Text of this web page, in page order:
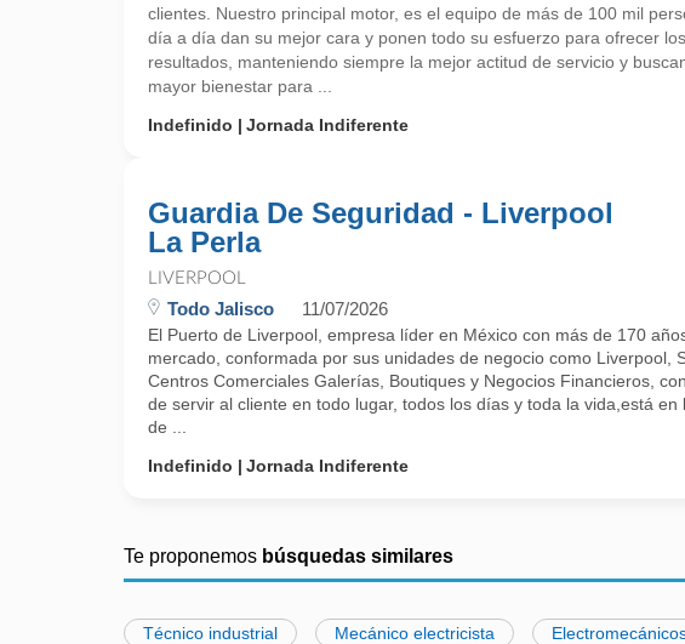
clientes. Nuestro principal motor, es el equipo de más de 100 mil
día a día dan su mejor cara y ponen todo su esfuerzo para ofrecer
resultados, manteniendo siempre la mejor actitud de servicio y
mayor bienestar para ...
Indefinido
Jornada Indiferente
Guardia De Seguridad - Liverpool
La Perla
LIVERPOOL
Todo Jalisco 11/07/2026
El Puerto de Liverpool, empresa líder en México con más de 170
mercado, conformada por sus unidades de negocio como Liverpool,
Centros Comerciales Galerías, Boutiques y Negocios Financieros,
de servir al cliente en todo lugar, todos los días y toda la vida,está en
de ...
Indefinido
Jornada Indiferente
Te proponemos búsquedas similares
Técnico industrial Mecánico electricista